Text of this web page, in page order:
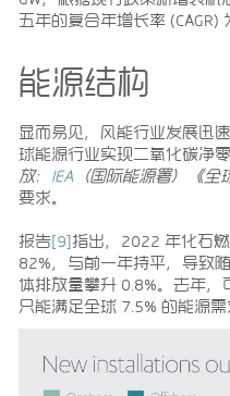
五年的复合年增长率 (CAGR)
能源结构
显而易见，风能行业发展迅
球能源行业实现二氧化碳净
放： IEA （国际能源署）《全
要求。
报告[9]指出，2022 年化石
82%，与前一年持平，导致
体排放量攀升 0.8%。去年
只能满足全球 7.5% 的能源需